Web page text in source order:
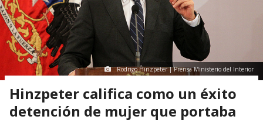
Rodrigo Hinzpeter | Prensa Ministerio del Interior
Hinzpeter califica como un éxito
detención de mujer que portaba